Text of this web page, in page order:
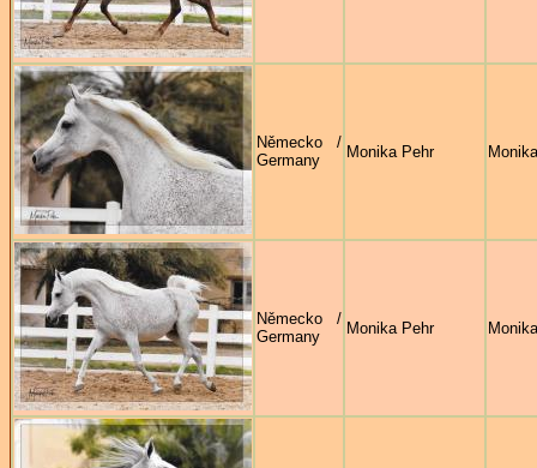
Německo /
Germany
Monika Pehr
Německo /
Germany
Monika Pehr